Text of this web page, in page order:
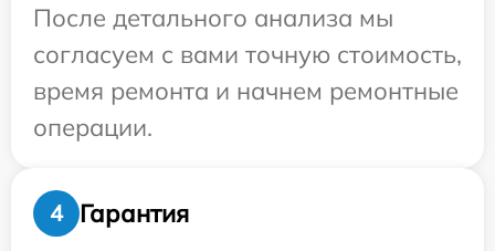
После детального анализа мы
согласуем с вами точную стоимость,
время ремонта и начнем ремонтные
операции.
4
Гарантия